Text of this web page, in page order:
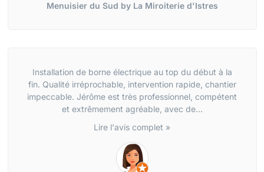
Menuisier du Sud by La Miroiterie d'Istres
Installation de borne électrique au top du début à la
fin. Qualité irréprochable, intervention rapide, chantier
impeccable. Jérôme est très professionnel, compétent
et extrêmement agréable, avec de...
Lire l'avis complet »